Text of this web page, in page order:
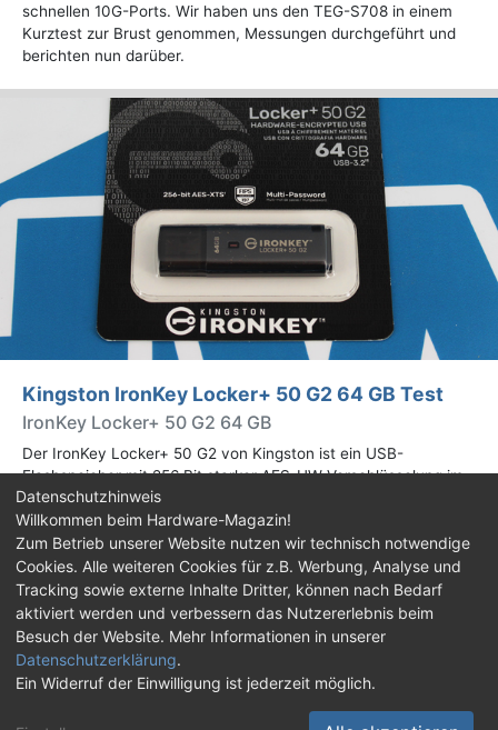
schnellen 10G-Ports. Wir haben uns den TEG-S708 in einem
Kurztest zur Brust genommen, Messungen durchgeführt und
berichten nun darüber.
Kingston IronKey Locker+ 50 G2 64 GB Test
IronKey Locker+ 50 G2 64 GB
Der IronKey Locker+ 50 G2 von Kingston ist ein USB-
Flashspeicher mit 256 Bit starker AES-HW-Verschlüsselung im
XTS-Modus. Wir haben das 64-GB-Modell im Praxistest
genauer begutachtet.
Impressum| Kontakt |Jobs |Datenschutz |
Consent‑Einstellungen |Haftungsausschluss
Feed Facebook
Twitch
Discord
Datenschutzhinweis
Willkommen beim Hardware-Magazin!
Zum Betrieb unserer Website nutzen wir technisch notwendige
Cookies. Alle weiteren Cookies für z.B. Werbung, Analyse und
Tracking sowie externe Inhalte Dritter, können nach Bedarf
aktiviert werden und verbessern das Nutzererlebnis beim
Besuch der Website. Mehr Informationen in unserer
Datenschutzerklärung.
Ein Widerruf der Einwilligung ist jederzeit möglich.